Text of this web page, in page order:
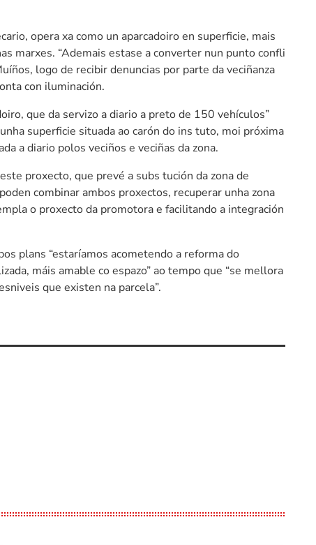
opera xa como un aparcadoiro en superficie, mais
marxes. “Ademais estase a converter nun punto confli
logo de recibir denuncias por parte da veciñanza
con iluminación.
que da servizo a diario a preto de 150 vehículos”
superficie situada ao carón do ins tuto, moi próxima
a diario polos veciños e veciñas da zona.
proxecto, que prevé a subs tución da zona de
combinar ambos proxectos, recuperar unha zona
o proxecto da promotora e facilitando a integración
plans “estaríamos acometendo a reforma do
máis amable co espazo” ao tempo que “se mellora
que existen na parcela”.